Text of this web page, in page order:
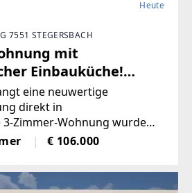
Heute
7551 STEGERSBACH
mit
Einbauküche!
eine neuwertige
direkt in
Zimmer-Wohnung wurde
saniert. So wurde unter
gänzlich erneuert und
€ 106.000